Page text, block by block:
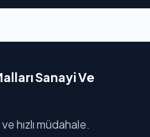
Sanayi Ve
hızlı müdahale.